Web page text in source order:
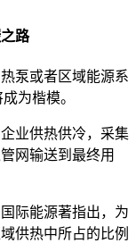
路
泵或者区域能源系
为楷模。
业供热供冷，采集
网输送到最终用
际能源著指出，为
供热中所占的比例